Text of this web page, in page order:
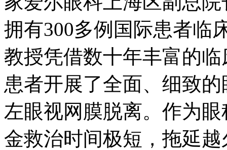
拥有300多例国际患者临
教授凭借数十年丰富的
患者开展了全面、细致
左眼视网膜脱离。作为
金救治时间极短，拖延